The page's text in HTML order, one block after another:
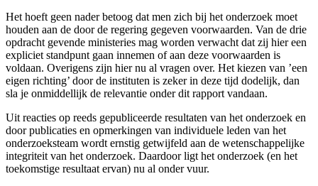
Het hoeft geen nader betoog dat men zich bij het onderzoek moet
houden aan de door de regering gegeven voorwaarden. Van de drie
opdracht gevende ministeries mag worden verwacht dat zij hier een
expliciet standpunt gaan innemen of aan deze voorwaarden is
voldaan. Overigens zijn hier nu al vragen over. Het kiezen van ’een
eigen richting’ door de instituten is zeker in deze tijd dodelijk, dan
sla je onmiddellijk de relevantie onder dit rapport vandaan.
Uit reacties op reeds gepubliceerde resultaten van het onderzoek en
door publicaties en opmerkingen van individuele leden van het
onderzoeksteam wordt ernstig getwijfeld aan de wetenschappelijke
integriteit van het onderzoek. Daardoor ligt het onderzoek (en het
toekomstige resultaat ervan) nu al onder vuur.